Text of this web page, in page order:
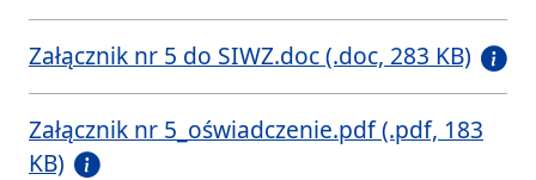
Załącznik nr 5 do SIWZ.doc (.doc, 283 KB)
Załącznik nr 5_oświadczenie.pdf (.pdf, 183
KB)